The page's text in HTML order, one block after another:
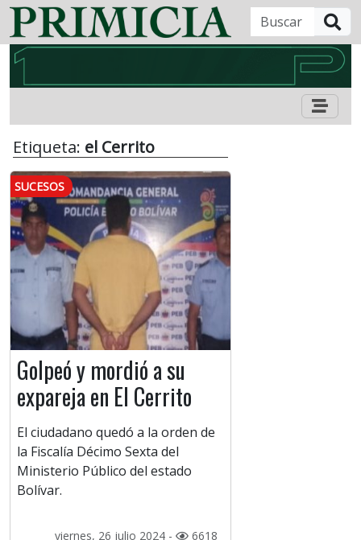
Etiqueta: el Cerrito
SUCESOS
Golpeó y mordió a su
expareja en El Cerrito
El ciudadano quedó a la orden de
la Fiscalía Décimo Sexta del
Ministerio Público del estado
Bolívar.
viernes, 26 julio 2024 - 6618